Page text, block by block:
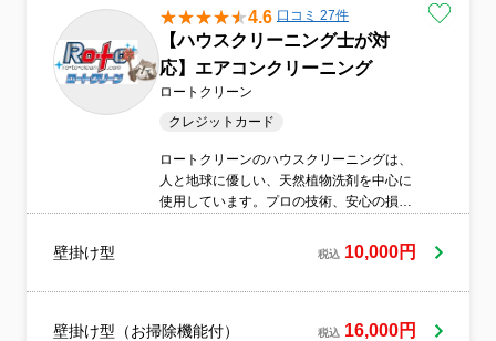
4.6 口コミ 27件
【ハウスクリーニング士が対
応】エアコンクリーニング
ロートクリーン
クレジットカード
ロートクリーンのハウスクリーニングは、
人と地球に優しい、天然植物洗剤を中心に
使用しています。プロの技術、安心の損害
うじには何よりも大切な誠心誠意。地球環
境の保全と、生活者の健康を支援します。
壁掛け型 税込 10,000円
壁掛け型（お掃除機能付） 税込 16,000円